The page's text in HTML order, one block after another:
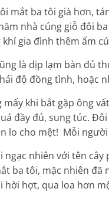
mắt ba tôi già hơn,
nhà cúng giỗ đôi
gia đình thêm ấm
là dịp lạm bàn đủ
độ đồng tình, hoặc
khi bắt gặp ông
đầy đủ, sung túc.
phiền lo cho
nhiên với tên cây
ba tôi, mặc nhiên đã
hời hợt, qua loa hơn